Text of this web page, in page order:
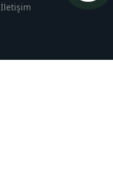
İletişim